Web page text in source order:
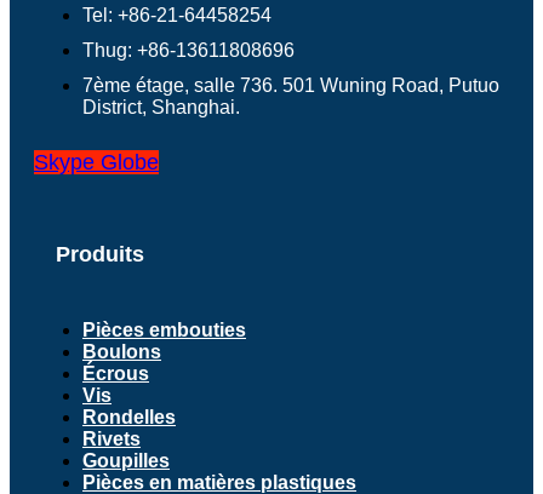
Tel: +86-21-64458254
Thug: +86-13611808696
7ème étage, salle 736. 501 Wuning Road, Putuo
District, Shanghai.
Skype Globe
Produits
Pièces embouties
Boulons
Écrous
Vis
Rondelles
Rivets
Goupilles
Pièces en matières plastiques